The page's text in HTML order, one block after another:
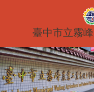
內
容
區
臺中市立霧